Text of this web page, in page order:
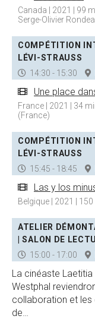
Canada | 2021 | 99
Serge-Olivier
COMPÉTITION
LÉVI-STRAUSS
14:30 - 15:30
Une place
France | 2021 | 34
(France)
COMPÉTITION
LÉVI-STRAUSS
15:45 - 18:45
Las y los
Belgique | 2021 |
ATELIER
| SALON DE
15:00 - 17:00
La cinéaste
Westphal
collaboration et
de…